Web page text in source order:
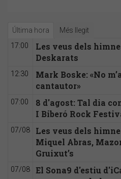
Última hora Més llegit
17:00
Les veus dels
Deskarats
12:30
Mark Boske: «No
cantautor»
07:00
8 d'agost: Tal dia
I Biberó Rock
07/08
Les veus dels
Miquel Abras,
Gruixut’s
07/08
El Sona9 d'estiu